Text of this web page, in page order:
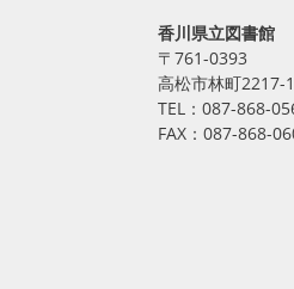
香川県立図書館
〒761-0393
高松市林町2217-
TEL：087-868-
FAX：087-868-